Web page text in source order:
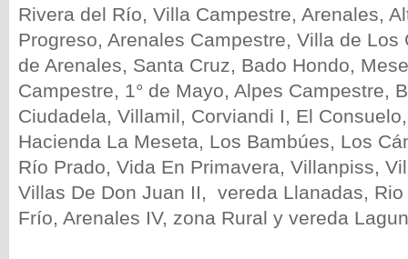
Rivera del Río, Villa Campestre, Arenales,
Progreso, Arenales Campestre, Villa de Los
de Arenales, Santa Cruz, Bado Hondo,
Campestre, 1° de Mayo, Alpes Campestre,
Ciudadela, Villamil, Corviandi I, El
Hacienda La Meseta, Los Bambúes, Los
Río Prado, Vida En Primavera, Villanpiss,
Villas De Don Juan II, vereda Llanadas,
Frío, Arenales IV, zona Rural y vereda